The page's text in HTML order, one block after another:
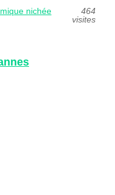
nichée
464
visites